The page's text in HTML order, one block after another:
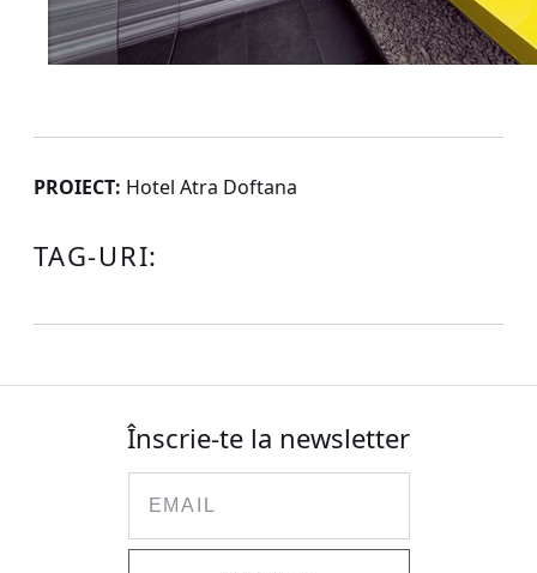
PROIECT: Hotel Atra Doftana
TAG-URI:
Înscrie-te la newsletter